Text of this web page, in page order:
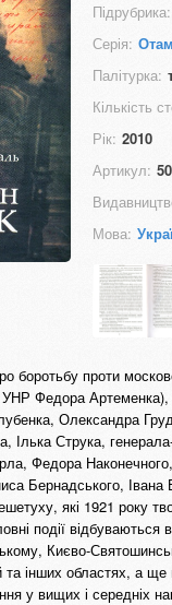
Підрубрика:
Серія:
Палітурка:
Кількість
Рік: 2010
Артикул:
Мова:
боротьбу проти
Федора Артеменка),
Олександра
Ілька Струка,
Федора
Бернадського,
які 1921 року
події
Києво-
та інших областях, а
у вищих і середніх